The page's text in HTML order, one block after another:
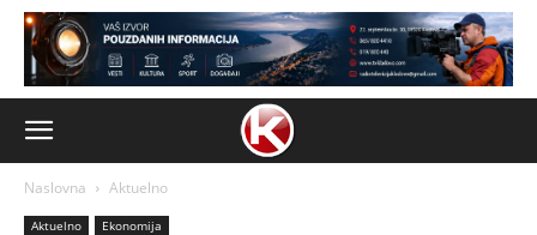
Naslovna Aktuelno
Aktuelno Ekonomija